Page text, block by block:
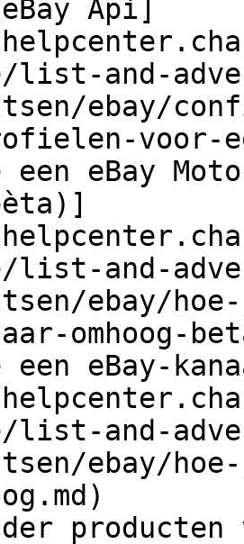
Api]
list-and-
ebay/
voor-
eBay
list-and-
ebay/
omhoog-
eBay-
list-and-
ebay/
producten